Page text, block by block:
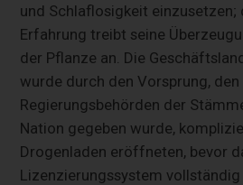
und Schlaflosigkeit einzusetzen;
Erfahrung treibt seine
der Pflanze an. Die
wurde durch den Vorsprung, den
Regierungsbehörden der
Nation gegeben wurde,
Drogenladen eröffneten, bevor
Lizenzierungssystem